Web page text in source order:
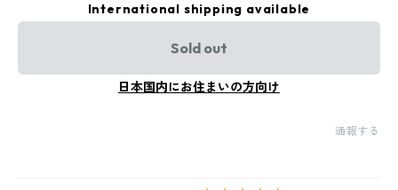
International shipping available
Sold out
日本国内にお住まいの方向け
通報する